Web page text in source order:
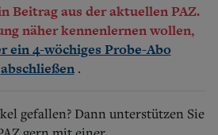
Beitrag aus der aktuellen PAZ.
näher kennenlernen wollen,
ein 4-wöchiges Probe-Abo
abschließen .
gefallen? Dann unterstützen Sie